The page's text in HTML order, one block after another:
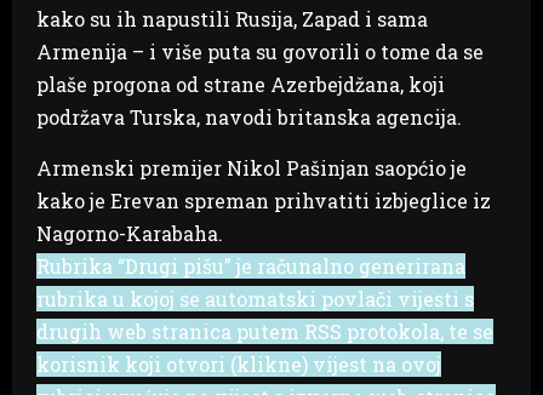
kako su ih napustili Rusija, Zapad i sama
Armenija – i više puta su govorili o tome da se
plaše progona od strane Azerbejdžana, koji
podržava Turska, navodi britanska agencija.
Armenski premijer Nikol Pašinjan saopćio je
kako je Erevan spreman prihvatiti izbjeglice iz
Nagorno-Karabaha.
Rubrika “Drugi pišu” je računalno generirana
rubrika u kojoj se automatski povlači vijesti s
drugih web stranica putem RSS protokola, te se
korisnik koji otvori (klikne) vijest na ovoj